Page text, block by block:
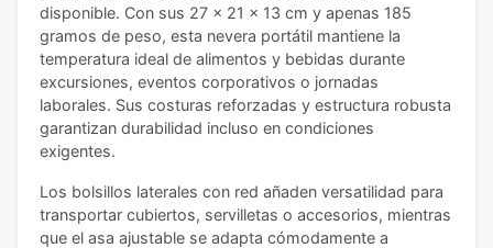
disponible. Con sus 27 x 21 x 13 cm y apenas 185
gramos de peso, esta nevera portátil mantiene la
temperatura ideal de alimentos y bebidas durante
excursiones, eventos corporativos o jornadas
laborales. Sus costuras reforzadas y estructura robusta
garantizan durabilidad incluso en condiciones
exigentes.
Los bolsillos laterales con red añaden versatilidad para
transportar cubiertos, servilletas o accesorios, mientras
que el asa ajustable se adapta cómodamente a